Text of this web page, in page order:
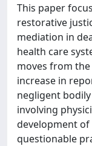
This paper
restorative
mediation in
health care
moves from
increase in
negligent
involving
development of
questionable